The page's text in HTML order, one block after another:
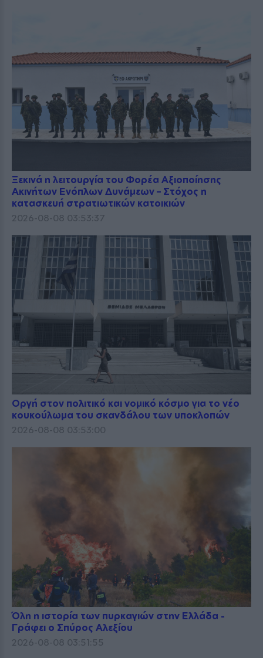
Ξεκινά η λειτουργία του Φορέα Αξιοποίησης
Ακινήτων Ενόπλων Δυνάμεων – Στόχος η
κατασκευή στρατιωτικών κατοικιών
2026-08-08 03:53:37
Οργή στον πολιτικό και νομικό κόσμο για το νέο
κουκούλωμα του σκανδάλου των υποκλοπών
2026-08-08 03:53:00
Όλη η ιστορία των πυρκαγιών στην Ελλάδα -
Γράφει ο Σπύρος Αλεξίου
2026-08-08 03:51:55